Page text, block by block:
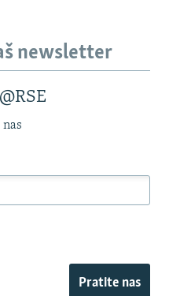
newsletter
Pratite nas